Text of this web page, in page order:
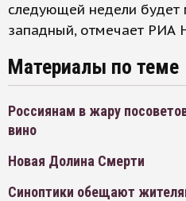
следующей недели будет
западный, отмечает РИА
Материалы по теме
Россиянам в жару
вино
Новая Долина Смерти
Синоптики обещают